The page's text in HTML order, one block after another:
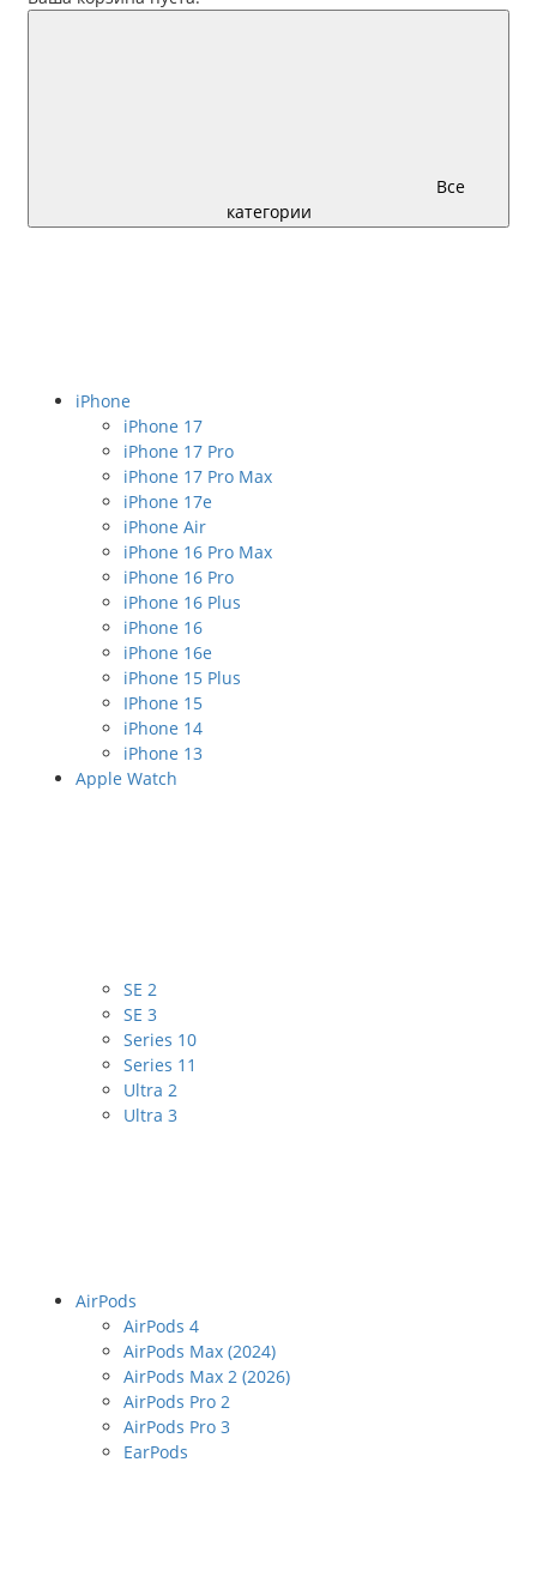
Все
категории
iPhone
iPhone 17
iPhone 17 Pro
iPhone 17 Pro Max
iPhone 17e
iPhone Air
iPhone 16 Pro Max
iPhone 16 Pro
iPhone 16 Plus
iPhone 16
iPhone 16e
iPhone 15 Plus
IPhone 15
iPhone 14
iPhone 13
Apple Watch
SE 2
SE 3
Series 10
Series 11
Ultra 2
Ultra 3
AirPods
AirPods 4
AirPods Max (2024)
AirPods Max 2 (2026)
AirPods Pro 2
AirPods Pro 3
EarPods